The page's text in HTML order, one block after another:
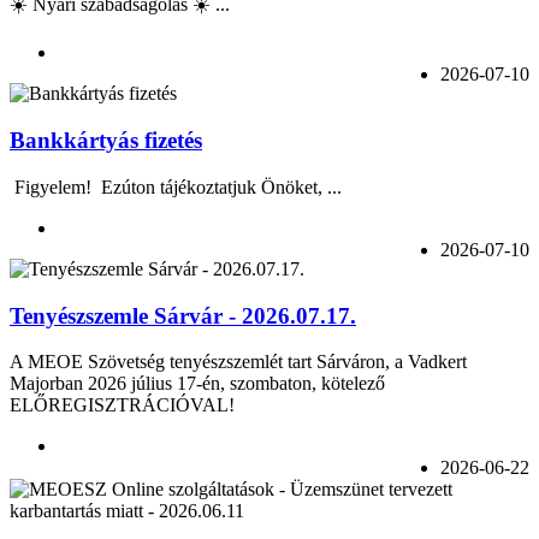
☀️ Nyári szabadságolás ☀️ ...
2026-07-10
Bankkártyás fizetés
Figyelem! Ezúton tájékoztatjuk Önöket, ...
2026-07-10
Tenyészszemle Sárvár - 2026.07.17.
A MEOE Szövetség tenyészszemlét tart Sárváron, a Vadkert
Majorban 2026 július 17-én, szombaton, kötelező
ELŐREGISZTRÁCIÓVAL!
2026-06-22